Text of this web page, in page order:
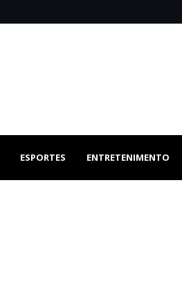
ESPORTES ENTRETENIMENTO